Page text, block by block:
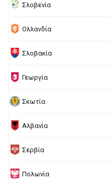
Σλοβενία
Ολλανδία
Σλοβακία
Γεωργία
Σκωτία
Αλβανία
Σερβία
Πολωνία